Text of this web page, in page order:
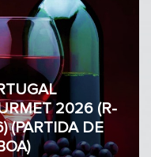
2026 (R-
(PARTIDA DE